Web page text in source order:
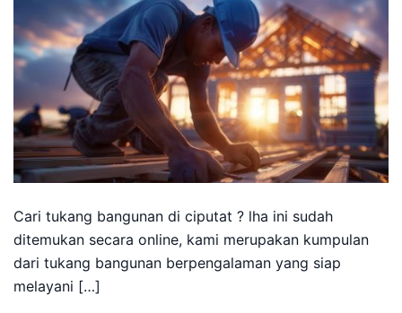
Cari tukang bangunan di ciputat ? lha ini sudah
ditemukan secara online, kami merupakan kumpulan
dari tukang bangunan berpengalaman yang siap
melayani […]